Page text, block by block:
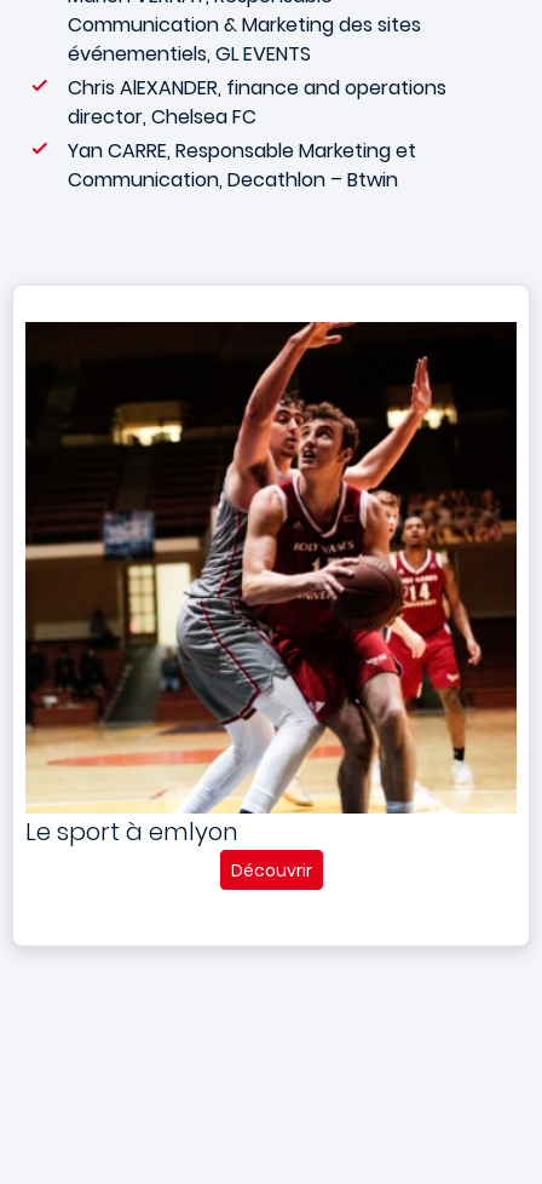
Communication & Marketing des sites
événementiels, GL EVENTS
Chris AlEXANDER, finance and operations
director, Chelsea FC
Yan CARRE, Responsable Marketing et
Communication, Decathlon – Btwin
Le sport à emlyon
Découvrir